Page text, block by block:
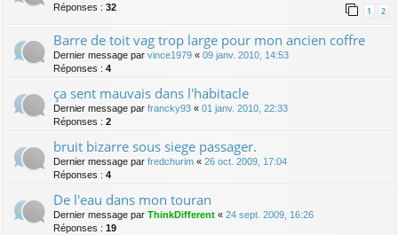
Réponses : 32 1 2
Barre de toit vag trop large pour mon ancien coffre
Dernier message par vince1979 « 09 janv. 2010, 14:53
Réponses : 4
ça sent mauvais dans l'habitacle
Dernier message par francky93 « 01 janv. 2010, 22:33
Réponses : 2
bruit bizarre sous siege passager.
Dernier message par fredchurim « 26 oct. 2009, 17:04
Réponses : 4
De l'eau dans mon touran
Dernier message par ThinkDifferent « 24 sept. 2009, 16:26
Réponses : 19